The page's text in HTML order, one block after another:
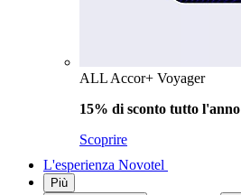
ALL Accor+ Voyager
15% di sconto tutto l'anno
Scoprire
L'esperienza Novotel
Più